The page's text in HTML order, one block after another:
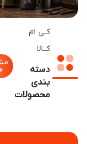
کـی ام
دسته
بندی
محصولات
مشاهده
همه